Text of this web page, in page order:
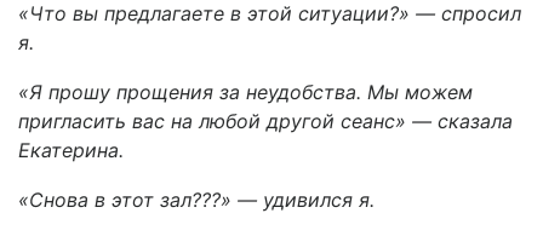
«Что вы предлагаете в этой ситуации?» — спросил
я.
«Я прошу прощения за неудобства. Мы можем
пригласить вас на любой другой сеанс» — сказала
Екатерина.
«Снова в этот зал???» — удивился я.